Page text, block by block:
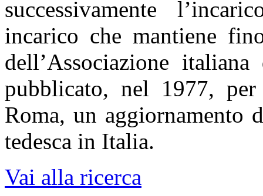
successivamente
incarico che mantiene
dell’Associazione
pubblicato, nel 1977,
Roma, un aggiornamento
tedesca in Italia.
Vai alla ricerca